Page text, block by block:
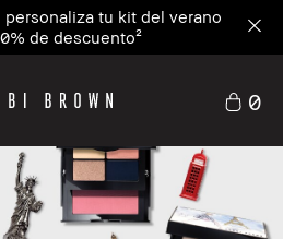
tu kit del verano
de descuento²
0